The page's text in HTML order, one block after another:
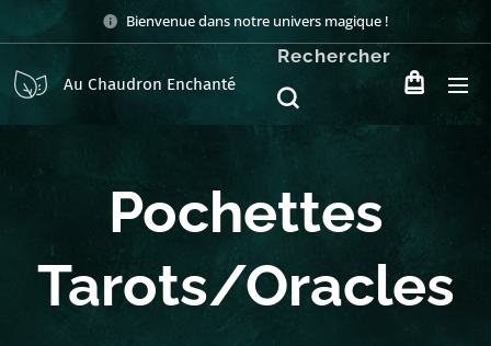
Bienvenue dans notre univers magique !
Au Chaudron Enchanté
Rechercher
Pochettes
Tarots/Oracles